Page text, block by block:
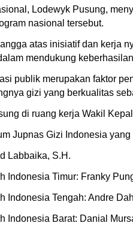
Lodewyk Pusung,
nasional tersebut.
atas inisiatif dan kerja
mendukung
publik merupakan faktor
gizi yang berkualitas
di ruang kerja Wakil
Jupnas Gizi Indonesia yang
Labbaika, S.H.
Indonesia Timur: Franky
Indonesia Tengah: Andre
Indonesia Barat: Danial